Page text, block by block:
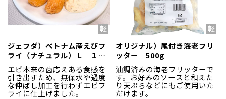
ジェフダ）ベトナム産えびフ
ライ（ナチュラル）Ｌ １０
エビ本来の歯応えある食感を
引き出すため、無保水や過度
な伸ばし加工を行わずエビフ
ライに仕上げました。
オリジナル）尾付き海老フリ
ッター 500g
油調済みの海老フリッターで
す。お好みのソースと和えた
り天ぷらなどにもご使用いた
だけます。